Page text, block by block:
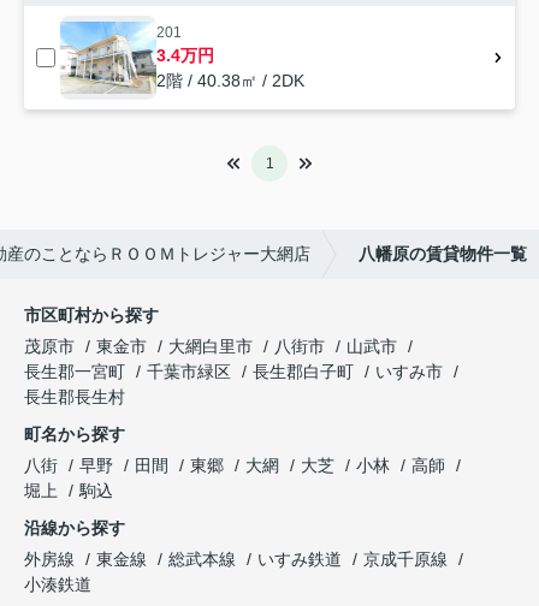
201
3.4万円
2階 / 40.38㎡ / 2DK
1
産のことならＲＯＯＭトレジャー大網店 八幡原の賃貸物件一覧
市区町村から探す
茂原市
東金市 大網白里市 八街市
山武市
長生郡一宮町
千葉市緑区 長生郡白子町
いすみ市
長生郡長生村
町名から探す
八街
早野 田間 東郷 大網 大芝 小林
高師
堀上
駒込
沿線から探す
外房線
東金線 総武本線 いすみ鉄道
京成千原線
小湊鉄道